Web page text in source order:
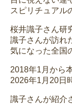
スピリチュアル
桜井識子さん研
識子さんが訪れ
気になった全国
2018年1月から
2026年1月20日
識子さんが紹介